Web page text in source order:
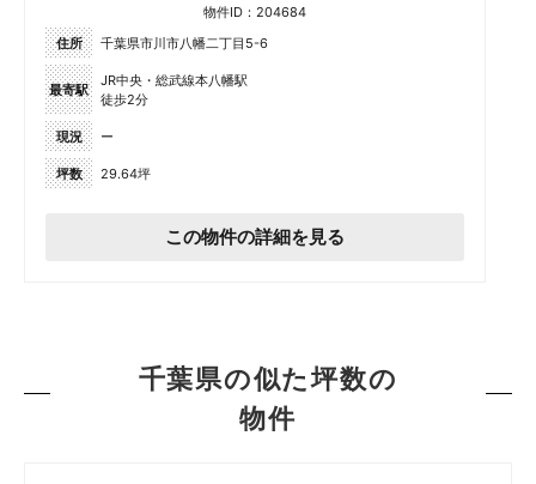
物件ID：204684
住所
千葉県市川市八幡二丁目5-6
最寄駅
JR中央・総武線本八幡駅
徒歩2分
現況 ー
坪数 29.64坪
この物件の詳細を見る
千葉県の似た坪数の
物件